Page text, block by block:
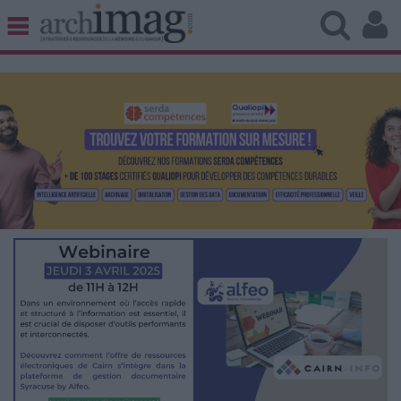
BIBLIOTHÈQUE ÉDITION
UNIVERS DATA
TRAVAIL COLLABORATIF
VIE NUMÉRIQUE
NUMÉRIQUE RESPONSABLE
LES DOSSIERS
LES NEWSLETTERS
LE MAGAZINE